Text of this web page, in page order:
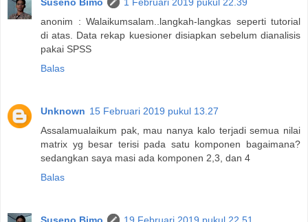
anonim : Walaikumsalam..langkah-langkas seperti tutorial
di atas. Data rekap kuesioner disiapkan sebelum dianalisis
pakai SPSS
Balas
Unknown 15 Februari 2019 pukul 13.27
Assalamualaikum pak, mau nanya kalo terjadi semua nilai
matrix yg besar terisi pada satu komponen bagaimana?
sedangkan saya masi ada komponen 2,3, dan 4
Balas